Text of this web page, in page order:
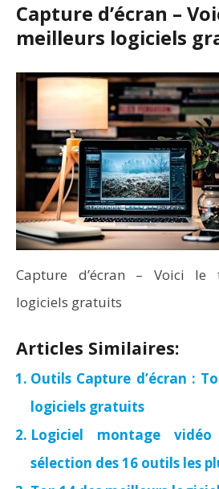
Capture d’écran –
meilleurs logiciels
Capture d’écran – Voici le
logiciels gratuits
Articles Similaires:
Outils Capture d’écran :
logiciels gratuits
Logiciel montage
sélection des 16 outils les